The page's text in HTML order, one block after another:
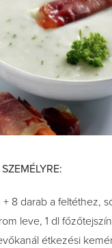
8 darab a feltéthez,
leve, 1 dl
étkezési